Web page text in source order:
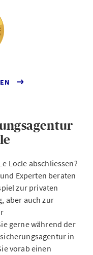
Locle abschliessen?
Experten beraten
zur privaten
aber auch zur
gerne während der
in
vorab einen